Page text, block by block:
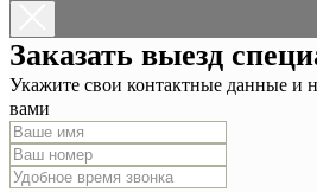
Заказать выезд
Укажите свои контактные данные и
вами